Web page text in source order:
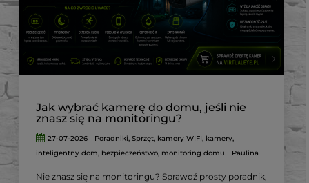
Jak wybrać kamerę do domu, jeśli nie
znasz się na monitoringu?
27-07-2026 Poradniki,Sprzęt, kamery WIFI, kamery,
inteligentny dom, bezpieczeństwo, monitoring domu Paulina
Nie znasz się na monitoringu? Sprawdź prosty poradnik,